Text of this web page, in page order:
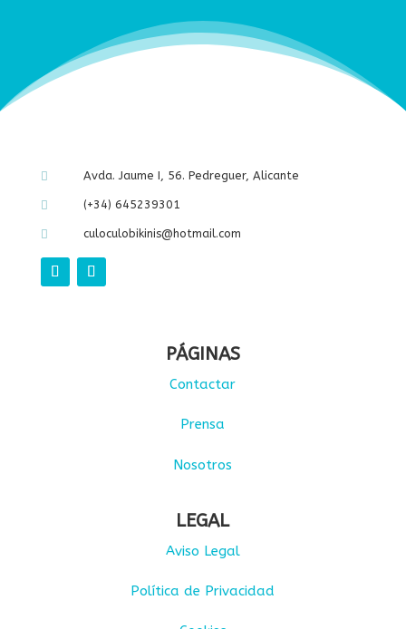
 Avda. Jaume I, 56. Pedreguer, Alicante
 (+34) 645239301
 culoculobikinis@hotmail.com
PÁGINAS
Contactar
Prensa
Nosotros
LEGAL
Aviso Legal
Política de Privacidad